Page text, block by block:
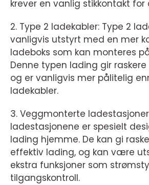
krever en vanlig stikkontakt for
2. Type 2 ladekabler: Type 2
vanligvis utstyrt med en mer
ladeboks som kan monteres
Denne typen lading gir
og er vanligvis mer pålitelig
ladekabler.
3. Veggmonterte
ladestasjonene er spesielt
lading hjemme. De kan gi
effektiv lading, og kan være
ekstra funksjoner som
tilgangskontroll.